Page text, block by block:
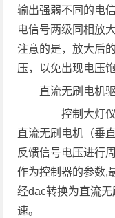
输出强弱不同的电
电信号两级同相放
注意的是，放大后
压，以免出现电压
直流无刷电机
控制大灯仪
直流无刷电机（垂
反馈信号电压进行
作为控制器的参数,
经dac转换为直流
速。